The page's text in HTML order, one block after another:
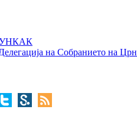
УНКАК
на Собранието на